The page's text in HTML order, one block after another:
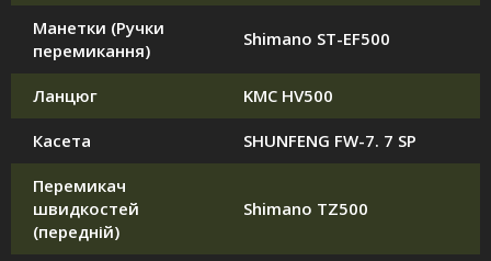
Манетки (Ручки
перемикання)
Shimano ST-EF500
Ланцюг KMC HV500
Касета SHUNFENG FW-7. 7 SP
Перемикач
швидкостей
(передній)
Shimano TZ500